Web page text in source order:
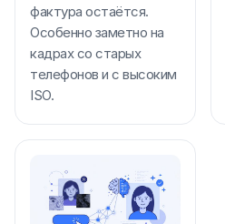
фактура остаётся.
Особенно заметно на
кадрах со старых
телефонов и с высоким
ISO.